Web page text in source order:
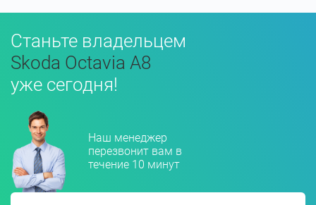
Станьте владельцем
Skoda Octavia A8
уже сегодня!
Наш менеджер
перезвонит вам в
течение 10 минут